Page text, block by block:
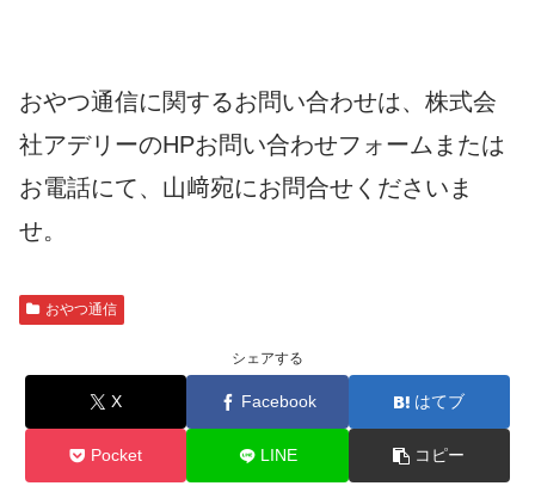
おやつ通信に関するお問い合わせは、株式会
社アデリーのHPお問い合わせフォームまたは
お電話にて、山﨑宛にお問合せくださいま
せ。
おやつ通信
シェアする
X Facebook はてブ
Pocket LINE コピー